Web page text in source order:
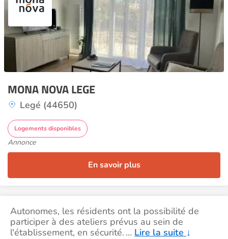
MONA NOVA LEGE
Legé (44650)
Logements disponibles
Annonce
En savoir plus
Autonomes, les résidents ont la possibilité de
participer à des ateliers prévus au sein de
l'établissement, en sécurité. … Lire la suite ↓